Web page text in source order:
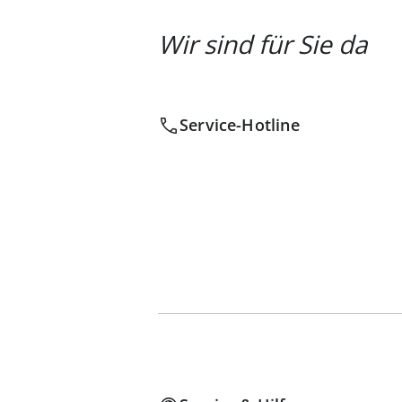
Wir sind für Sie da
Service-Hotline